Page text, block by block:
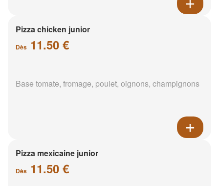
Pizza chicken junior
Dès 11.50 €
Base tomate, fromage, poulet, oignons, champignons
Pizza mexicaine junior
Dès 11.50 €